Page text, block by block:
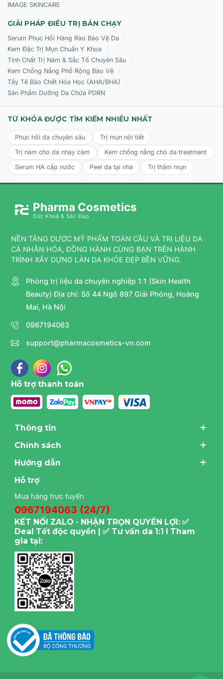
IMAGE SKINCARE
GIẢI PHÁP ĐIỀU TRỊ BÁN CHẠY
Serum Phục Hồi Hàng Rào Bảo Vệ Da
Kem Đặc Trị Mụn Chuẩn Y Khoa
Tinh Chất Trị Nám & Sắc Tố Chuyên Sâu
Kem Chống Nắng Phổ Rộng Bảo Vệ
Tẩy Tế Bào Chết Hóa Học (AHA/BHA)
Sản Phẩm Dưỡng Da Chứa PDRN
TỪ KHÓA ĐƯỢC TÌM KIẾM NHIỀU NHẤT
Phục hồi da chuyên sâu
Trị mụn nội tiết
Trị nám cho da nhạy cảm
Kem chống nắng cho da treatment
Serum HA cấp nước
Peel da tại nhà Trị thâm mụn
Pharma Cosmetics
Sức Khoẻ & Sắc Đẹp
NỀN TẢNG DƯỢC MỸ PHẨM TOÀN CẦU VÀ TRỊ LIỆU DA
CÁ NHÂN HÓA, ĐỒNG HÀNH CÙNG BẠN TRÊN HÀNH
TRÌNH XÂY DỰNG LÀN DA KHỎE ĐẸP BỀN VỮNG.
Phòng trị liệu da chuyên nghiệp 1:1 (Skin Health
Beauty) Địa chỉ: Số 44 Ngõ 897 Giải Phóng, Hoàng
Mai, Hà Nội
0967194063
support@pharmacosmetics-vn.com
Hỗ trợ thanh toán
Thông tin
Chính sách
Hướng dẫn
Hỗ trợ
Mua hàng trực tuyến
0967194063 (24/7)
KẾT NỐI ZALO - NHẬN TRỌN QUYỀN LỢI: ✅
Deal Tết độc quyền | ✅ Tư vấn da 1:1 I Tham
gia tại: